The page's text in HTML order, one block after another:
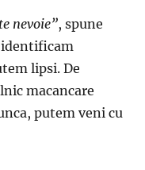
nevoie”, spune
identificam
lipsi. De
macancare
putem veni cu